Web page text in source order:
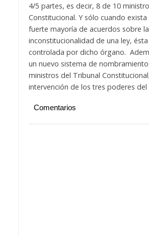
4/5 partes, es decir, 8 de 10
Constitucional. Y sólo cuando exista
fuerte mayoría de acuerdos sobre la
inconstitucionalidad de una ley,
controlada por dicho órgano.
un nuevo sistema de
ministros del Tribunal
intervención de los tres poderes del
Comentarios